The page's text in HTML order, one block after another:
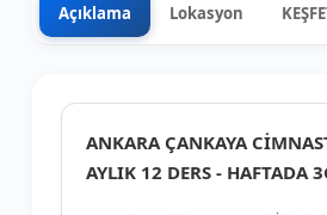
Açıklama Lokasyon
ANKARA ÇANKAYA
AYLIK 12 DERS - HAFTADA